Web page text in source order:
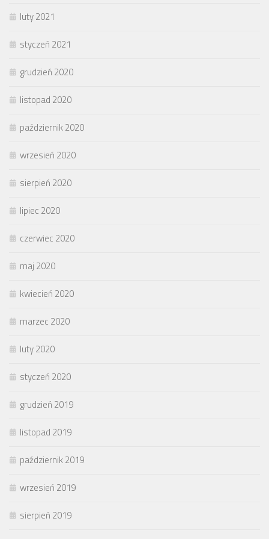
luty 2021
styczeń 2021
grudzień 2020
listopad 2020
październik 2020
wrzesień 2020
sierpień 2020
lipiec 2020
czerwiec 2020
maj 2020
kwiecień 2020
marzec 2020
luty 2020
styczeń 2020
grudzień 2019
listopad 2019
październik 2019
wrzesień 2019
sierpień 2019